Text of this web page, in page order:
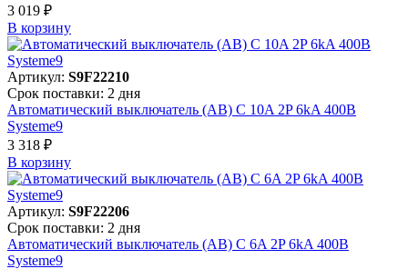
3 019 ₽
В корзинy
Артикул: S9F22210
Срок поставки: 2 дня
Автоматический выключатель (АВ) C 10A 2P 6kA 400В
Systeme9
3 318 ₽
В корзинy
Артикул: S9F22206
Срок поставки: 2 дня
Автоматический выключатель (АВ) C 6A 2P 6kA 400В
Systeme9